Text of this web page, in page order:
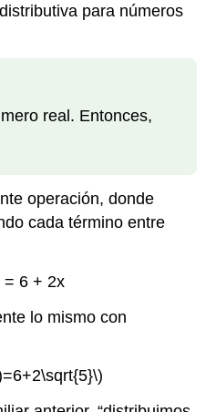
para números
real. Entonces,
operación, donde
cada término entre
= 6 + 2x
lo mismo con